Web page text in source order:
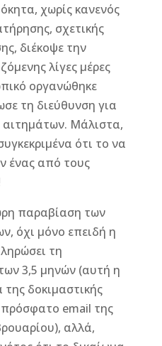
χωρίς κανενός
σχετικής
διέκοψε την
λίγες μέρες
οργανώθηκε
τη διεύθυνση για
αιτημάτων. Μάλιστα,
ότι το να
ένας από τους
παραβίαση των
όχι μόνο επειδή η
τη
3,5 μηνών (αυτή η
της δοκιμαστικής
πρόσφατο email της
αλλά,